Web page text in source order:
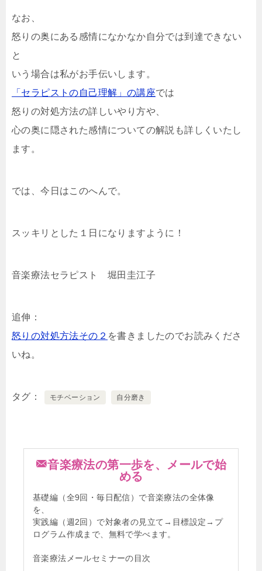
なお、
怒りの奥にある感情になかなか自分では到達できない
と
いう場合は私がお手伝いします。
「セラピストの自己理解」の講座では
怒りの対処方法の詳しいやり方や、
心の奥に隠された感情についての解説も詳しくいたし
ます。
では、今日はこのへんで。
スッキリとした１日になりますように！
音楽療法セラピスト 堀田圭江子
追伸：
怒りの対処方法その２ を書きましたのでお読みくださ
いね。
タグ モチベーション 自分磨き
音楽療法の第一歩を、メールで始
める
基礎編（全9回・毎日配信）で音楽療法の全体像
を、
実践編（週2回）で対象者の見立て→目標設定→プ
ログラム作成まで、無料で学べます。
音楽療法メールセミナーの目次